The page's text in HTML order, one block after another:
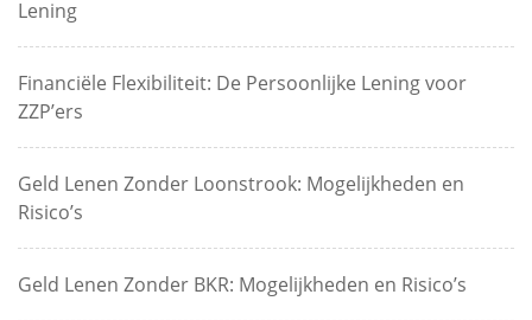
Lening
Financiële Flexibiliteit: De Persoonlijke Lening voor
ZZP’ers
Geld Lenen Zonder Loonstrook: Mogelijkheden en
Risico’s
Geld Lenen Zonder BKR: Mogelijkheden en Risico’s